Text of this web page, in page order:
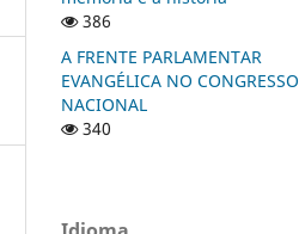
386
A FRENTE PARLAMENTAR
EVANGÉLICA NO CONGRESSO
NACIONAL
340